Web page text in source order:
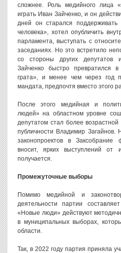
сложнее. Роль медийного лица
играть Иван Зайченко, и он
дней он старался поддерживать
человека», хотел опубличить
парламента, выступать с
заседаниях. Но это встретило
со стороны других депутатов
Зайченко быстро превратился
грата», и менее чем через год
мандата, предпочтя вместо этого
После этого медийная и
людей» на областном уровне
депутатом стал более
публичности Владимир
законопроектов в
вносит, ярких выступлений от
получается.
Промежуточные выборы
Помимо медийной и
деятельности партии
«Новые люди» действуют
в муниципальных выборах,
области.
Так, в 2022 году партия приняла